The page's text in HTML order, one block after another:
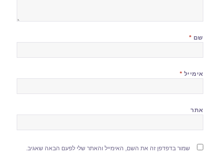
שם *
אימייל *
אתר
שמור בדפדפן זה את השם, האימייל והאתר שלי לפעם הבאה שאגיב.